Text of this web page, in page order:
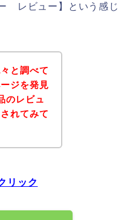
レビュー】という感じ
と調べて
ジを発見
のレビュ
れてみて
リック